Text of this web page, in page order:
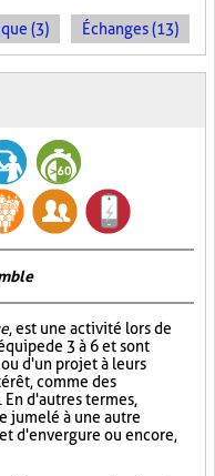
(3) Échanges (13)
, est une activité lors de
de 3 à 6 et sont
d'un projet à leurs
comme des
d'autres termes,
jumelé à une autre
d'envergure ou encore,